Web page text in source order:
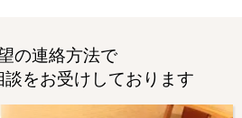
の連絡方法で
談をお受けしております